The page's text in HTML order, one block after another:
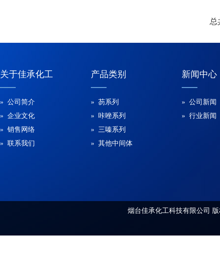
总
关于佳承化工
» 公司简介
» 企业文化
» 销售网络
» 联系我们
产品类别
» 芴系列
» 咔唑系列
» 三嗪系列
» 其他中间体
新闻中心
» 公司新闻
» 行业新闻
烟台佳承化工科技有限公司